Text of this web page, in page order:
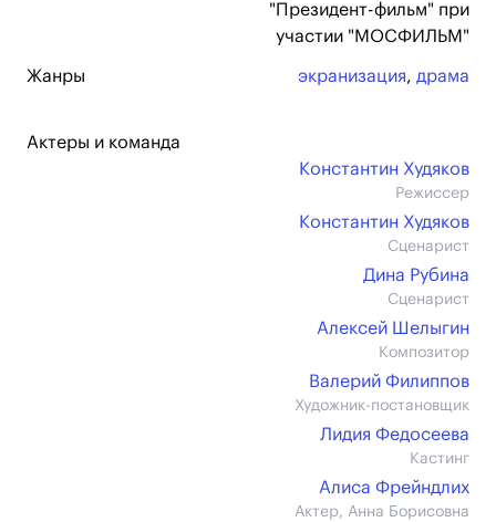
"Президент-фильм" при
участии "МОСФИЛЬМ"
Жанры экранизация, драма
Актеры и команда
Константин Худяков
Режиссер
Константин Худяков
Сценарист
Дина Рубина
Сценарист
Алексей Шелыгин
Композитор
Валерий Филиппов
Художник-постановщик
Лидия Федосеева
Кастинг
Алиса Фрейндлих
Актер, Анна Борисовна